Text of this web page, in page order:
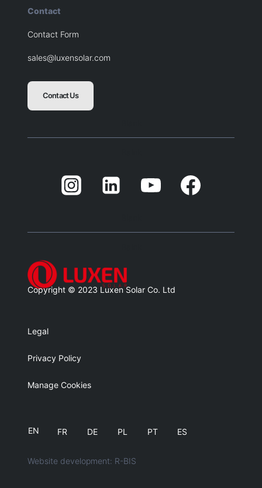
Contact
Contact Form
sales@luxensolar.com
Contact Us
Copyright © 2023 Luxen Solar Co. Ltd
Legal
Privacy Policy
Manage Cookies
EN FR DE PL PT ES
Website development: R-BIS